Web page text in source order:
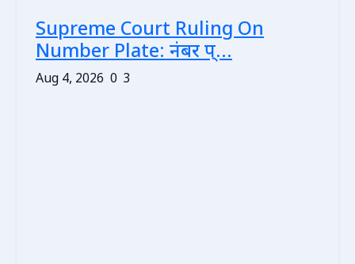
Supreme Court Ruling On
Number Plate: नंबर प्...
Aug 4, 2026 0 3